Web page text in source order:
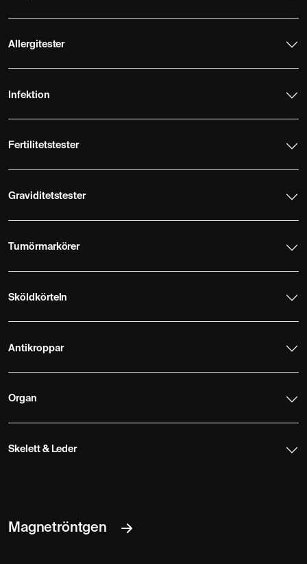
Allergitester
Infektion
Fertilitetstester
Graviditetstester
Tumörmarkörer
Sköldkörteln
Antikroppar
Organ
Skelett & Leder
Magnetröntgen